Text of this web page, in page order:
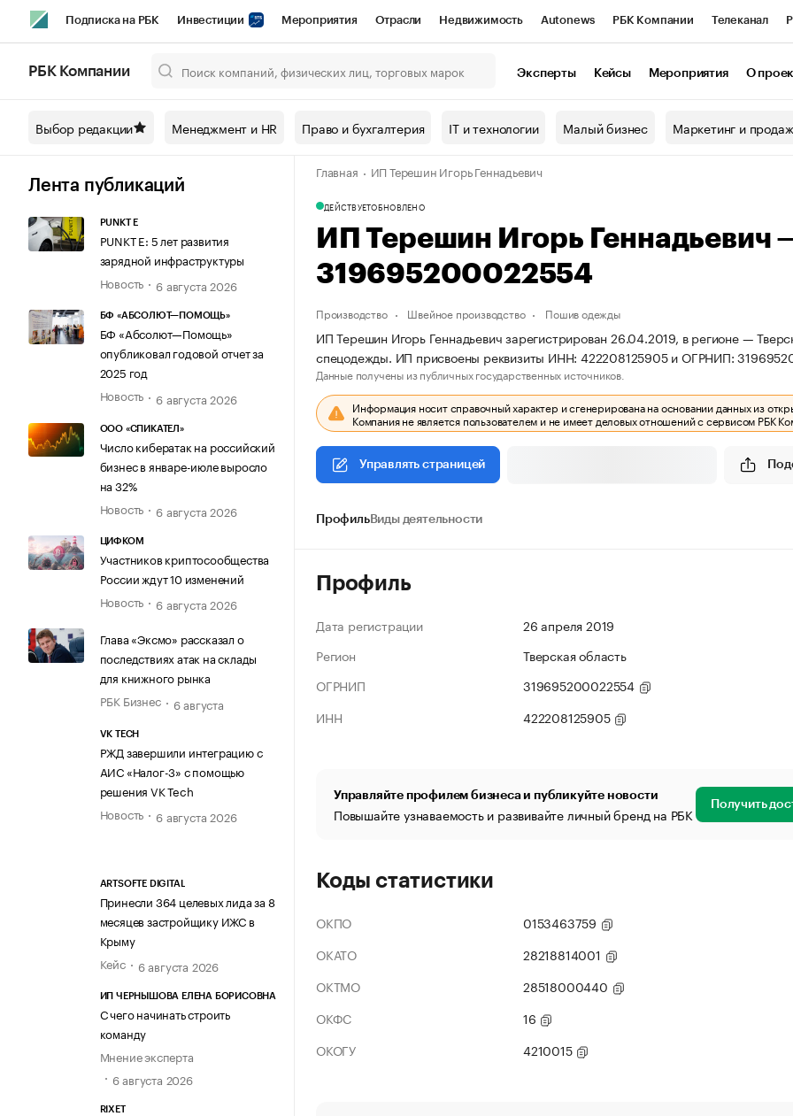
Подписка на РБК Инвестиции Мероприятия Отрасли Недвижимость Autonews РБК Компании Телеканал
Спецпроекты СПб Конференции СПб Спецпроекты Проверка контрагентов
Технологии и медиа Рынок наличной валюты
РБК Компании Эксперты Кейсы Мероприятия О
Выбор редакции Менеджмент и HR Право и бухгалтерия IT и технологии Малый бизнес Маркетинг и
Лента публикаций
PUNKT E
PUNKT E: 5 лет развития
зарядной инфраструктуры
Новость
6 августа 2026
БФ «АБСОЛЮТ—ПОМОЩЬ»
БФ «Абсолют—Помощь»
опубликовал годовой отчет за
2025 год
Новость
6 августа 2026
ООО «СПИКАТЕЛ»
Число кибератак на российский
бизнес в январе-июле выросло
на 32%
Новость
6 августа 2026
ЦИФКОМ
Участников криптосообщества
России ждут 10 изменений
Новость
6 августа 2026
Глава «Эксмо» рассказал о
последствиях атак на склады
для книжного рынка
РБК Бизнес
6 августа
VK TECH
РЖД завершили интеграцию с
АИС «Налог-3» с помощью
решения VK Tech
Новость
6 августа 2026
ARTSOFTE DIGITAL
Принесли 364 целевых лида за 8
месяцев застройщику ИЖС в
Крыму
Кейс
6 августа 2026
ИП ЧЕРНЫШОВА ЕЛЕНА БОРИСОВНА
С чего начинать строить
команду
Мнение эксперта
6 августа 2026
RIXET
Главная ИП Терешин Игорь Геннадьевич
ДЕЙСТВУЕТОБНОВЛЕНО
ИП Терешин Игорь
319695200022554
Производство Швейное производство Пошив одежды
ИП Терешин Игорь Геннадьевич зарегистрирован 26.04.2019, в регионе —
спецодежды. ИП присвоены реквизиты ИНН: 422208125905 и ОГРНИП:
Данные получены из публичных государственных источников.
Информация носит справочный характер и сгенерирована на основании данных из
Компания не является пользователем и не имеет деловых отношений с сервисом РБК
Управлять страницей
ПрофильВиды деятельности
Профиль
Дата регистрации
26 апреля 2019
Регион
Тверская область
ОГРНИП
319695200022554
ИНН
422208125905
Управляйте профилем бизнеса и публикуйте новости
Повышайте узнаваемость и развивайте личный бренд на РБК Получить
Коды статистики
ОКПО
0153463759
ОКАТО
28218814001
ОКТМО
28518000440
ОКФС
16
ОКОГУ
4210015